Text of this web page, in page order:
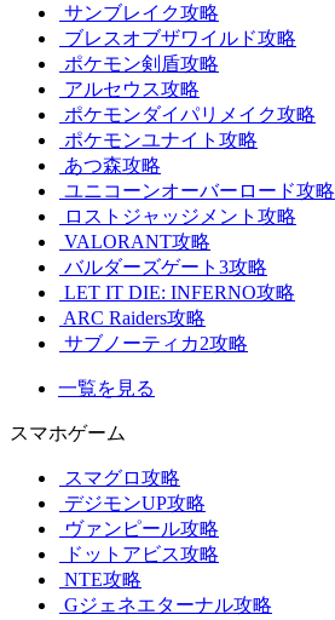
サンブレイク攻略
ブレスオブザワイルド攻略
ポケモン剣盾攻略
アルセウス攻略
ポケモンダイパリメイク攻略
ポケモンユナイト攻略
あつ森攻略
ユニコーンオーバーロード攻略
ロストジャッジメント攻略
VALORANT攻略
バルダーズゲート3攻略
LET IT DIE: INFERNO攻略
ARC Raiders攻略
サブノーティカ2攻略
一覧を見る
スマホゲーム
スマグロ攻略
デジモンUP攻略
ヴァンピール攻略
ドットアビス攻略
NTE攻略
Gジェネエターナル攻略